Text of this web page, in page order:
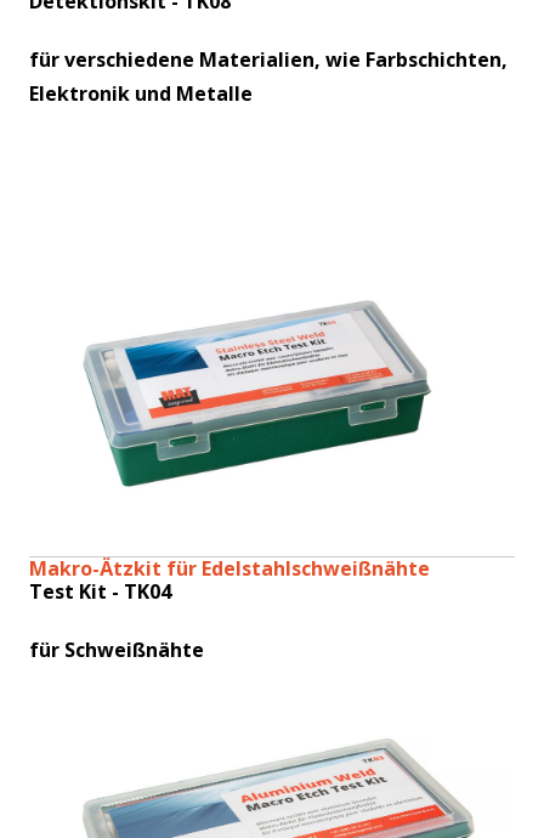
für verschiedene Materialien, wie Farbschichten,
Elektronik und Metalle
Makro-Ätzkit für Edelstahlschweißnähte
Test Kit - TK04
für Schweißnähte